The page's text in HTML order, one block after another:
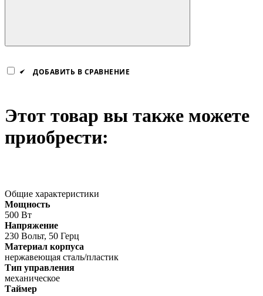
ДОБАВИТЬ В СРАВНЕНИЕ
Этот товар вы также можете
приобрести:
Общие характеристики
Мощность
500 Вт
Напряжение
230 Вольт, 50 Герц
Материал корпуса
нержавеющая сталь/пластик
Тип управления
механическое
Таймер